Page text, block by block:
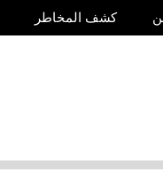
كشف المخاطر